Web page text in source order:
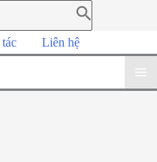
Liên hệ